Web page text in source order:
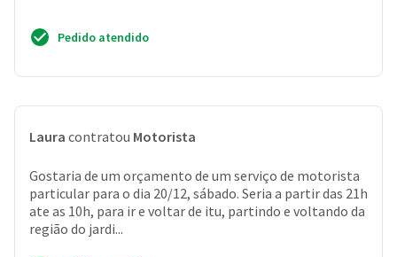
Pedido atendido
Laura contratou Motorista
Gostaria de um orçamento de um serviço de motorista
particular para o dia 20/12, sábado. Seria a partir das 21h
ate as 10h, para ir e voltar de itu, partindo e voltando da
região do jardi...